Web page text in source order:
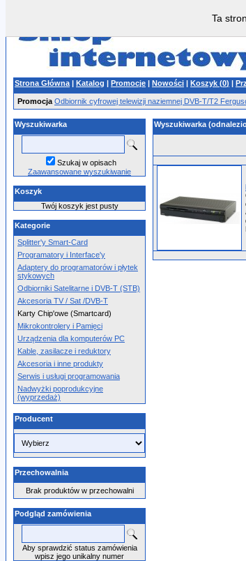
Strona Główna | Katalog | Promocje | Nowości | Koszyk (0) |
Promocja Odbiornik cyfrowej telewizji naziemnej DVB-T/T2
Wyszukiwarka
Szukaj w opisach
Zaawansowane wyszukiwanie
Koszyk
Twój koszyk jest pusty
Kategorie
Splitter'y Smart-Card
Programatory i Interface'y
Adaptery do programatorów i płytek
stykowych
Odbiorniki Satelitarne i DVB-T (STB)
Akcesoria TV / Sat /DVB-T
Karty Chip'owe (Smartcard)
Mikrokontrolery i Pamięci
Urządzenia dla komputerów PC
Kable, zasilacze i reduktory
Akcesoria i inne produkty
Serwis i usługi programowania
Nadwyżki poprodukcyjne
(wyprzedaż)
Producent
Przechowalnia
Brak produktów w przechowalni
Podgląd zamówienia
Aby sprawdzić status zamówienia
wpisz jego unikalny numer
Wyszukiwarka
Ta